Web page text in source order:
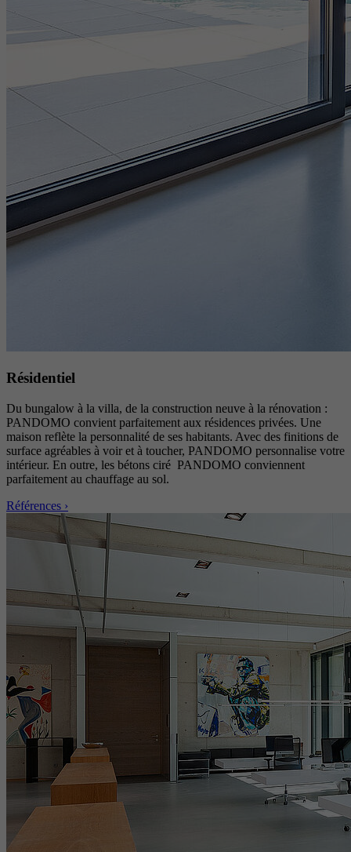
Résidentiel
Du bungalow à la villa, de la construction neuve à la rénovation :
PANDOMO convient parfaitement aux résidences privées. Une
maison reflète la personnalité de ses habitants. Avec des finitions de
surface agréables à voir et à toucher, PANDOMO personnalise votre
intérieur. En outre, les bétons ciré PANDOMO conviennent
parfaitement au chauffage au sol.
Références ›